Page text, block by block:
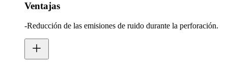
Ventajas
-Reducción de las emisiones de ruido durante la perforación.